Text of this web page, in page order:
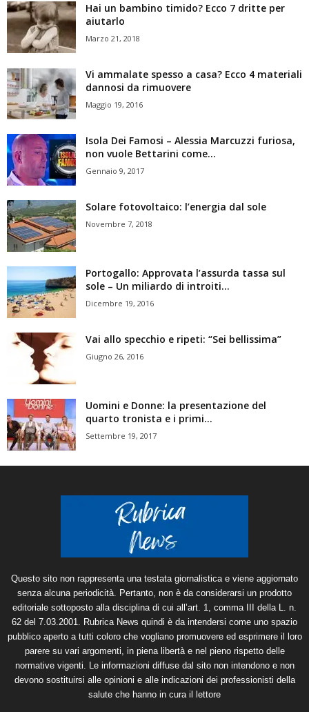
Hai un bambino timido? Ecco 7 dritte per
aiutarlo
Marzo 21, 2018
Vi ammalate spesso a casa? Ecco 4 materiali
dannosi da rimuovere
Maggio 19, 2016
Isola Dei Famosi – Alessia Marcuzzi furiosa,
non vuole Bettarini come...
Gennaio 9, 2017
Solare fotovoltaico: l’energia dal sole
Novembre 7, 2018
Portogallo: Approvata l’assurda tassa sul
sole – Un miliardo di introiti...
Dicembre 19, 2016
Vai allo specchio e ripeti: “Sei bellissima”
Giugno 26, 2016
Uomini e Donne: la presentazione del
quarto tronista e i primi...
Settembre 19, 2017
Questo sito non rappresenta una testata giornalistica e viene aggiornato
senza alcuna periodicità. Pertanto, non è da considerarsi un prodotto
editoriale sottoposto alla disciplina di cui all’art. 1, comma III della L. n.
62 del 7.03.2001. Rubrica News quindi è da intendersi come uno spazio
pubblico aperto a tutti coloro che vogliano promuovere ed esprimere il loro
parere su vari argomenti, in piena libertà e nel pieno rispetto delle
normative vigenti. Le informazioni diffuse dal sito non intendono e non
devono sostituirsi alle opinioni e alle indicazioni dei professionisti della
salute che hanno in cura il lettore